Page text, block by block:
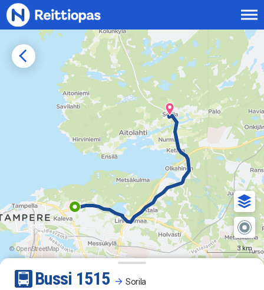
Siirry sisältöön
© OpenStreetMap 3 km
Bussi 1515 Sorila